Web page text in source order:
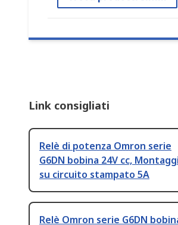
Link consigliati
Relè di potenza Omron serie
G6DN bobina 24V cc,
su circuito stampato 5A
Relè Omron serie G6DN